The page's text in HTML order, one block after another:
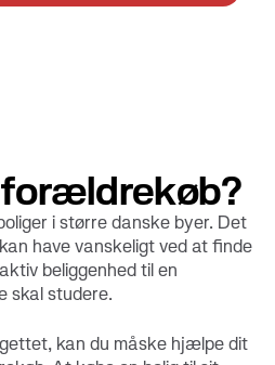
i større danske byer. Det
have vanskeligt ved at finde
beliggenhed til en
skal studere.
kan du måske hjælpe dit